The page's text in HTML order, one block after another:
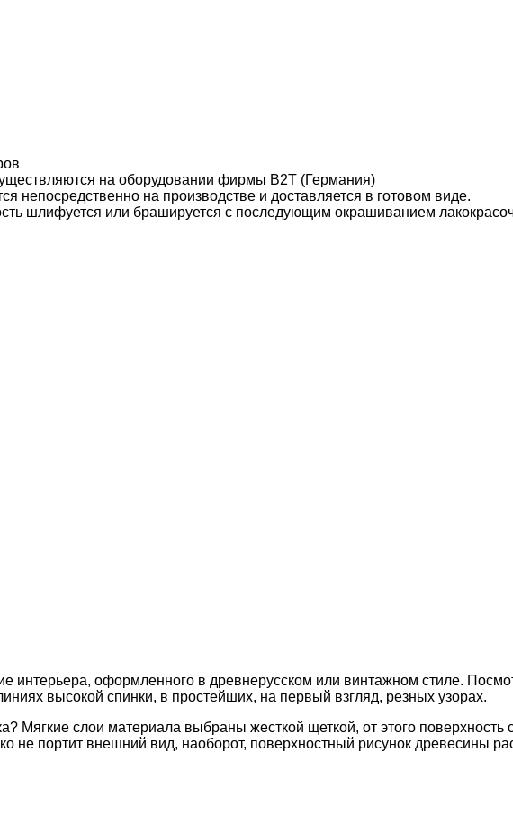
на оборудовании фирмы B2T (Германия)
непосредственно на производстве и доставляется в готовом виде.
шлифуется или брашируется с последующим окрашиванием
интерьера, оформленного в древнерусском или винтажном стиле.
высокой спинки, в простейших, на первый взгляд, резных узорах.
Мягкие слои материала выбраны жесткой щеткой, от этого поверхность
не портит внешний вид, наоборот, поверхностный рисунок древесины